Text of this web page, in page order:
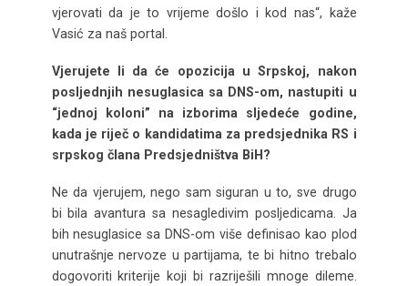
vjerovati da je to vrijeme došlo i kod nas“, kaže
Vasić za naš portal.
Vjerujete li da će opozicija u Srpskoj, nakon
posljednjih nesuglasica sa DNS-om, nastupiti u
“jednoj koloni” na izborima sljedeće godine,
kada je riječ o kandidatima za predsjednika RS i
srpskog člana Predsjedništva BiH?
Ne da vjerujem, nego sam siguran u to, sve drugo
bi bila avantura sa nesagledivim posljedicama. Ja
bih nesuglasice sa DNS-om više definisao kao plod
unutrašnje nervoze u partijama, te bi hitno trebalo
dogovoriti kriterije koji bi razriješili mnoge dileme.